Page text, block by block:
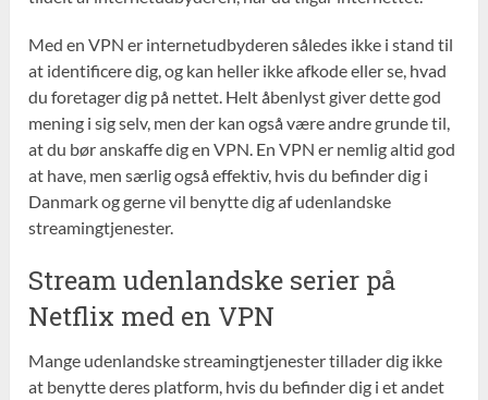
Med en VPN er internetudbyderen således ikke i stand til
at identificere dig, og kan heller ikke afkode eller se, hvad
du foretager dig på nettet. Helt åbenlyst giver dette god
mening i sig selv, men der kan også være andre grunde til,
at du bør anskaffe dig en VPN. En VPN er nemlig altid god
at have, men særlig også effektiv, hvis du befinder dig i
Danmark og gerne vil benytte dig af udenlandske
streamingtjenester.
Stream udenlandske serier på
Netflix med en VPN
Mange udenlandske streamingtjenester tillader dig ikke
at benytte deres platform, hvis du befinder dig i et andet